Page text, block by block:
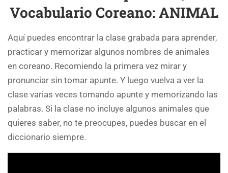
Vocabulario Coreano: ANIMAL
Aquí puedes encontrar la clase grabada para aprender,
practicar y memorizar algunos nombres de animales
en coreano. Recomiendo la primera vez mirar y
pronunciar sin tomar apunte. Y luego vuelva a ver la
clase varias veces tomando apunte y memorizando las
palabras. Si la clase no incluye algunos animales que
quieres saber, no te preocupes, puedes buscar en el
diccionario siempre.